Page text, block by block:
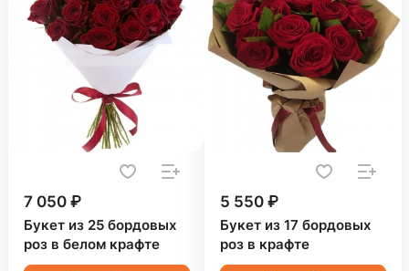
7 050 ₽
Букет из 25 бордовых
роз в белом крафте
5 550 ₽
Букет из 17 бордовых
роз в крафте